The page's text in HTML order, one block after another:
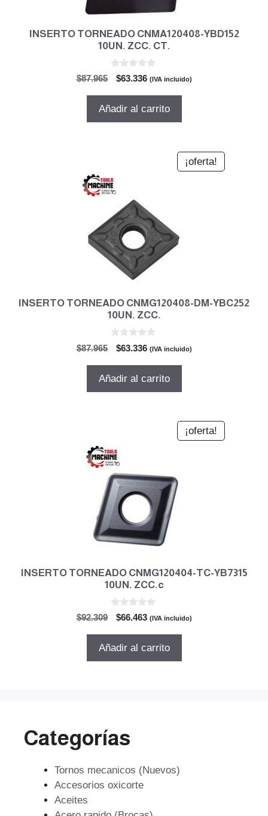
INSERTO TORNEADO CNMA120408-YBD152
10UN. ZCC. CT.
$87.965
El
original
$63.336El
actual
(IVA incluido)
Añadir al carrito
¡oferta!
INSERTO TORNEADO CNMG120408-DM-YBC252
10UN. ZCC.
$87.965
El
original
$63.336El
actual
(IVA incluido)
Añadir al carrito
¡oferta!
INSERTO TORNEADO CNMG120404-TC-YB7315
10UN. ZCC.c
$92.309
El
original
$66.463El
actual
(IVA incluido)
Añadir al carrito
Categorías
Tornos mecanicos (Nuevos)
Accesorios oxicorte
Aceites